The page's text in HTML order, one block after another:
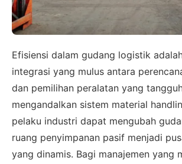
Efisiensi dalam gudang logistik
integrasi yang mulus antara
dan pemilihan peralatan yang
mengandalkan sistem material
pelaku industri dapat mengubah
ruang penyimpanan pasif menjadi
yang dinamis. Bagi manajemen yang